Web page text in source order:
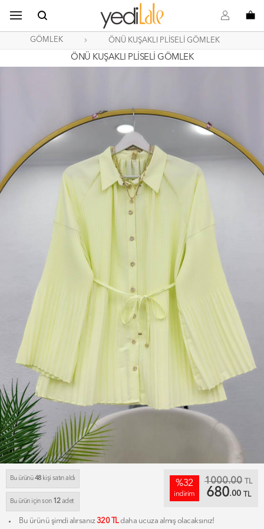
s o B
GÖMLEK ÖNÜ KUŞAKLI PLİSELİ GÖMLEK
ÖNÜ KUŞAKLI PLİSELİ GÖMLEK
Bu ürünü48kişi satın aldı
Bu ürün için son 12adet
%32
indirim
1000.00 TL
680.00 TL
Bu ürünü şimdi alırsanız320 TLdaha ucuza almış olacaksınız!